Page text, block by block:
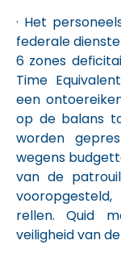
· Het
federale
6 zones
Time
een
op de balans
worden
wegens
van de
rellen. Quid
veiligheid van